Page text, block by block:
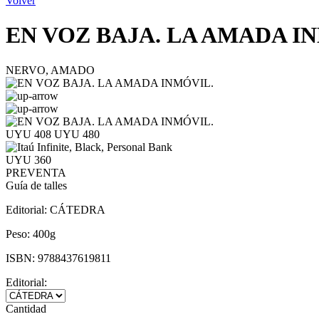
EN VOZ BAJA. LA AMADA
NERVO, AMADO
UYU 408 UYU 480
UYU 360
PREVENTA
Guía de talles
Editorial: CÁTEDRA
Peso: 400g
ISBN: 9788437619811
Editorial:
Cantidad